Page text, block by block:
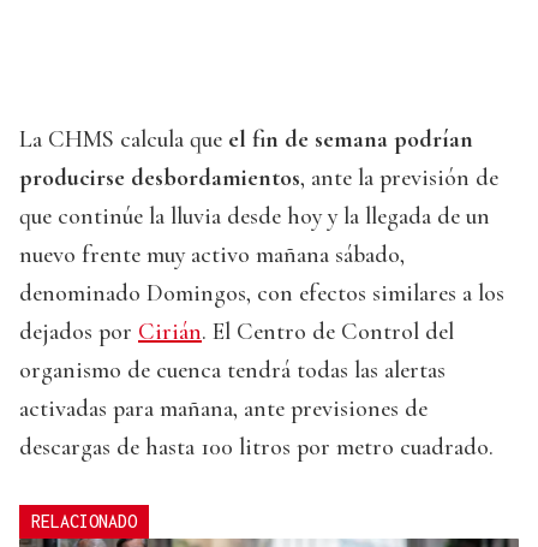
La CHMS calcula que el fin de semana podrían
producirse desbordamientos, ante la previsión de
que continúe la lluvia desde hoy y la llegada de un
nuevo frente muy activo mañana sábado,
denominado Domingos, con efectos similares a los
dejados por Cirián. El Centro de Control del
organismo de cuenca tendrá todas las alertas
activadas para mañana, ante previsiones de
descargas de hasta 100 litros por metro cuadrado.
RELACIONADO